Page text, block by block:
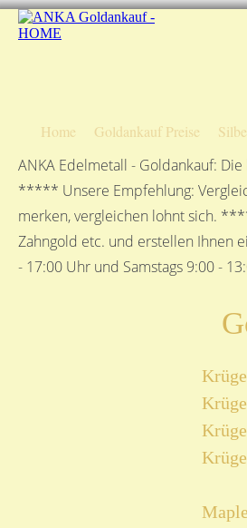
Home Goldankauf Preise
ANKA Edelmetall - Goldankauf:
***** Unsere Empfehlung:
merken, vergleichen lohnt sich.
Zahngold etc. und erstellen Ihnen
- 17:00 Uhr und Samstags 9:00 -